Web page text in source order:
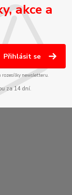
akce a
Přihlásit se
rozesílky newsletteru.
za 14 dní.